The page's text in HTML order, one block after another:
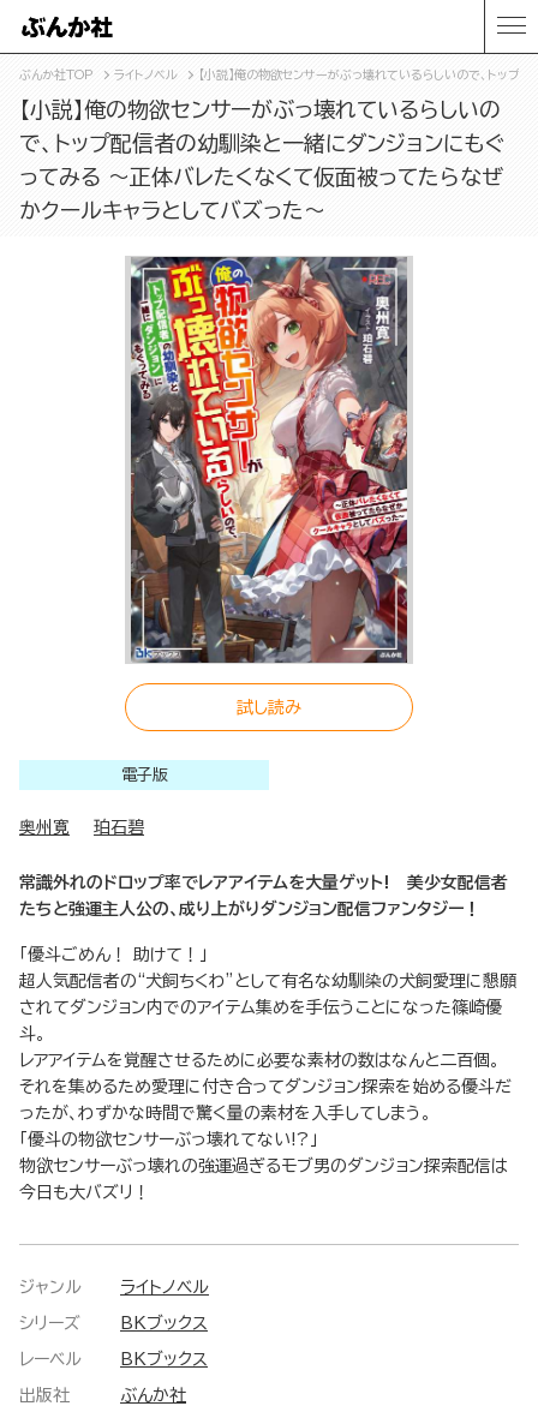
ぶんか社TOP ライトノベル 【小説】俺の物欲センサーがぶっ壊れているらしいので、トッ
【小説】俺の物欲センサーがぶっ壊れているらしいの
で、トップ配信者の幼馴染と一緒にダンジョンにもぐ
ってみる ～正体バレたくなくて仮面被ってたらなぜ
かクールキャラとしてバズった～
試し読み
電子版
奥州寛 珀石碧
常識外れのドロップ率でレアアイテムを大量ゲット! 美少女配信者
たちと強運主人公の、成り上がりダンジョン配信ファンタジー！
「優斗ごめん！ 助けて！」
超人気配信者の“犬飼ちくわ”として有名な幼馴染の犬飼愛理に懇願
されてダンジョン内でのアイテム集めを手伝うことになった篠崎優
斗。
レアアイテムを覚醒させるために必要な素材の数はなんと二百個。
それを集めるため愛理に付き合ってダンジョン探索を始める優斗だ
ったが、わずかな時間で驚く量の素材を入手してしまう。
「優斗の物欲センサーぶっ壊れてない!?」
物欲センサーぶっ壊れの強運過ぎるモブ男のダンジョン探索配信は
今日も大バズリ！
ジャンル ライトノベル
シリーズ BKブックス
レーベル BKブックス
出版社 ぶんか社